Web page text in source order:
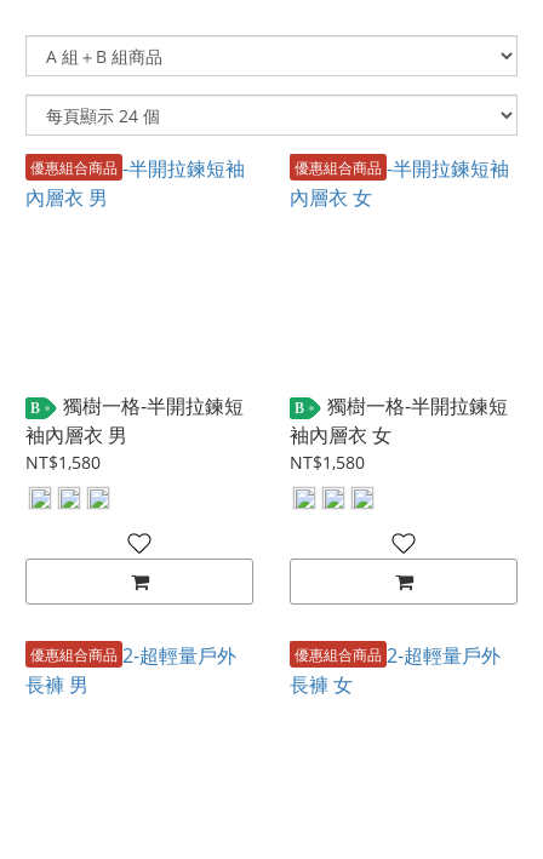
優惠組合商品
B
獨樹一格-半開拉鍊短
袖內層衣 男
NT$1,580
優惠組合商品
B
獨樹一格-半開拉鍊短
袖內層衣 女
NT$1,580
優惠組合商品 優惠組合商品